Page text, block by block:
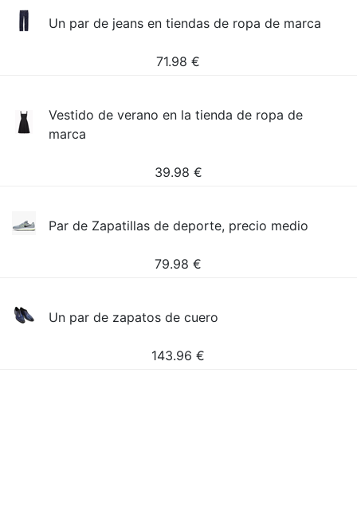
Un par de jeans en tiendas de ropa de marca
71.98 €
Vestido de verano en la tienda de ropa de
marca
39.98 €
Par de Zapatillas de deporte, precio medio
79.98 €
Un par de zapatos de cuero
143.96 €